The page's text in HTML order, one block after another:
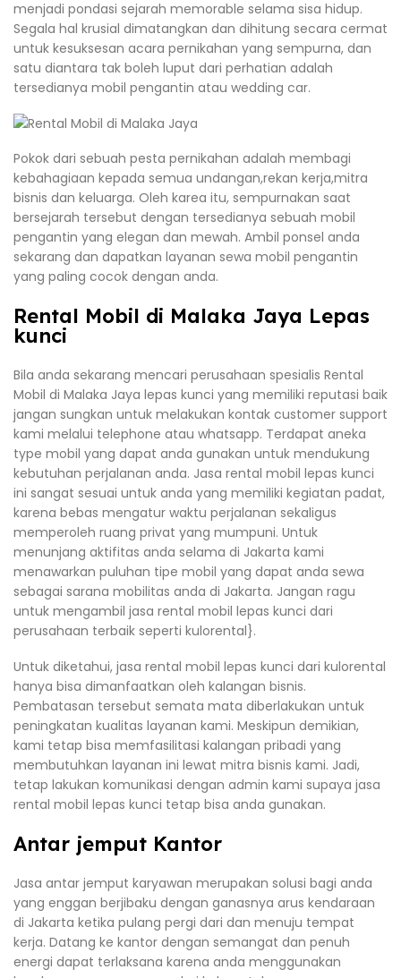
menjadi pondasi sejarah memorable selama sisa hidup.
Segala hal krusial dimatangkan dan dihitung secara cermat
untuk kesuksesan acara pernikahan yang sempurna, dan
satu diantara tak boleh luput dari perhatian adalah
tersedianya mobil pengantin atau wedding car.
Pokok dari sebuah pesta pernikahan adalah membagi
kebahagiaan kepada semua undangan,rekan kerja,mitra
bisnis dan keluarga. Oleh karea itu, sempurnakan saat
bersejarah tersebut dengan tersedianya sebuah mobil
pengantin yang elegan dan mewah. Ambil ponsel anda
sekarang dan dapatkan layanan sewa mobil pengantin
yang paling cocok dengan anda.
Rental Mobil di Malaka Jaya Lepas
kunci
Bila anda sekarang mencari perusahaan spesialis Rental
Mobil di Malaka Jaya lepas kunci yang memiliki reputasi baik
jangan sungkan untuk melakukan kontak customer support
kami melalui telephone atau whatsapp. Terdapat aneka
type mobil yang dapat anda gunakan untuk mendukung
kebutuhan perjalanan anda. Jasa rental mobil lepas kunci
ini sangat sesuai untuk anda yang memiliki kegiatan padat,
karena bebas mengatur waktu perjalanan sekaligus
memperoleh ruang privat yang mumpuni. Untuk
menunjang aktifitas anda selama di Jakarta kami
menawarkan puluhan tipe mobil yang dapat anda sewa
sebagai sarana mobilitas anda di Jakarta. Jangan ragu
untuk mengambil jasa rental mobil lepas kunci dari
perusahaan terbaik seperti kulorental}.
Untuk diketahui, jasa rental mobil lepas kunci dari kulorental
hanya bisa dimanfaatkan oleh kalangan bisnis.
Pembatasan tersebut semata mata diberlakukan untuk
peningkatan kualitas layanan kami. Meskipun demikian,
kami tetap bisa memfasilitasi kalangan pribadi yang
membutuhkan layanan ini lewat mitra bisnis kami. Jadi,
tetap lakukan komunikasi dengan admin kami supaya jasa
rental mobil lepas kunci tetap bisa anda gunakan.
Antar jemput Kantor
Jasa antar jemput karyawan merupakan solusi bagi anda
yang enggan berjibaku dengan ganasnya arus kendaraan
di Jakarta ketika pulang pergi dari dan menuju tempat
kerja. Datang ke kantor dengan semangat dan penuh
energi dapat terlaksana karena anda menggunakan